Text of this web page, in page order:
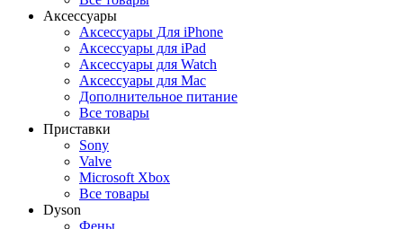
Аксессуары
Аксессуары Для iPhone
Аксессуары для iPad
Аксессуары для Watch
Аксессуары для Mac
Дополнительное питание
Все товары
Приставки
Sony
Valve
Microsoft Xbox
Все товары
Dyson
Фены